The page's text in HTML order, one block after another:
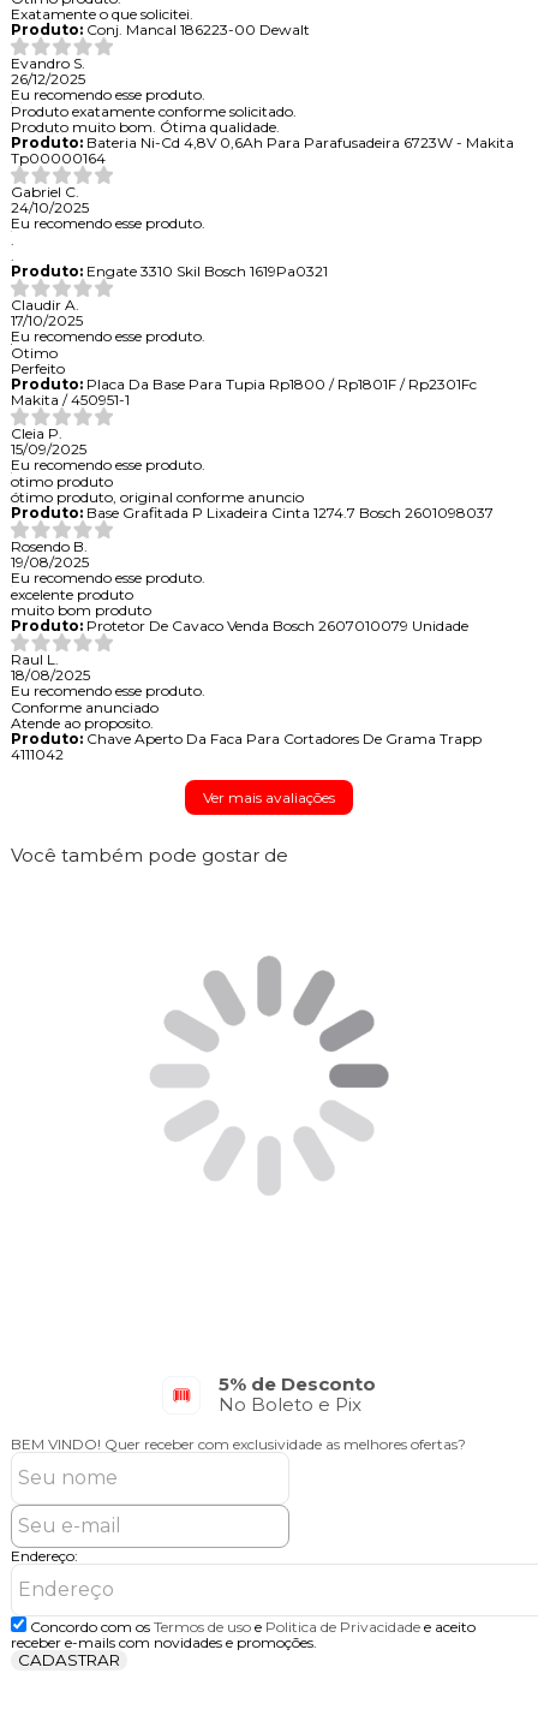
Exatamente o que solicitei.
Produto:Conj. Mancal 186223-00 Dewalt
Evandro S.
26/12/2025
Eu recomendo esse produto.
Produto exatamente conforme solicitado.
Produto muito bom. Ótima qualidade.
Produto:Bateria Ni-Cd 4,8V 0,6Ah Para Parafusadeira 6723W - Makita
Tp00000164
Gabriel C.
24/10/2025
Eu recomendo esse produto.
Produto:Engate 3310 Skil Bosch 1619Pa0321
Claudir A.
17/10/2025
Eu recomendo esse produto.
Otimo
Perfeito
Produto:Placa Da Base Para Tupia Rp1800 / Rp1801F / Rp2301Fc
Makita / 450951-1
Cleia P.
15/09/2025
Eu recomendo esse produto.
otimo produto
ótimo produto, original conforme anuncio
Produto:Base Grafitada P Lixadeira Cinta 1274.7 Bosch 2601098037
Rosendo B.
19/08/2025
Eu recomendo esse produto.
excelente produto
muito bom produto
Produto:Protetor De Cavaco Venda Bosch 2607010079 Unidade
Raul L.
18/08/2025
Eu recomendo esse produto.
Conforme anunciado
Atende ao proposito.
Produto:Chave Aperto Da Faca Para Cortadores De Grama Trapp
4111042
Ver mais avaliações
Você também pode gostar de
Parcelamento em até 10x
No Cartão de Crédito
BEM VINDO! Quer receber com exclusividade as melhores ofertas?
Endereço:
Concordo com os Termos de usoe Politica de Privacidadee aceito
receber e-mails com novidades e promoções.
CADASTRAR